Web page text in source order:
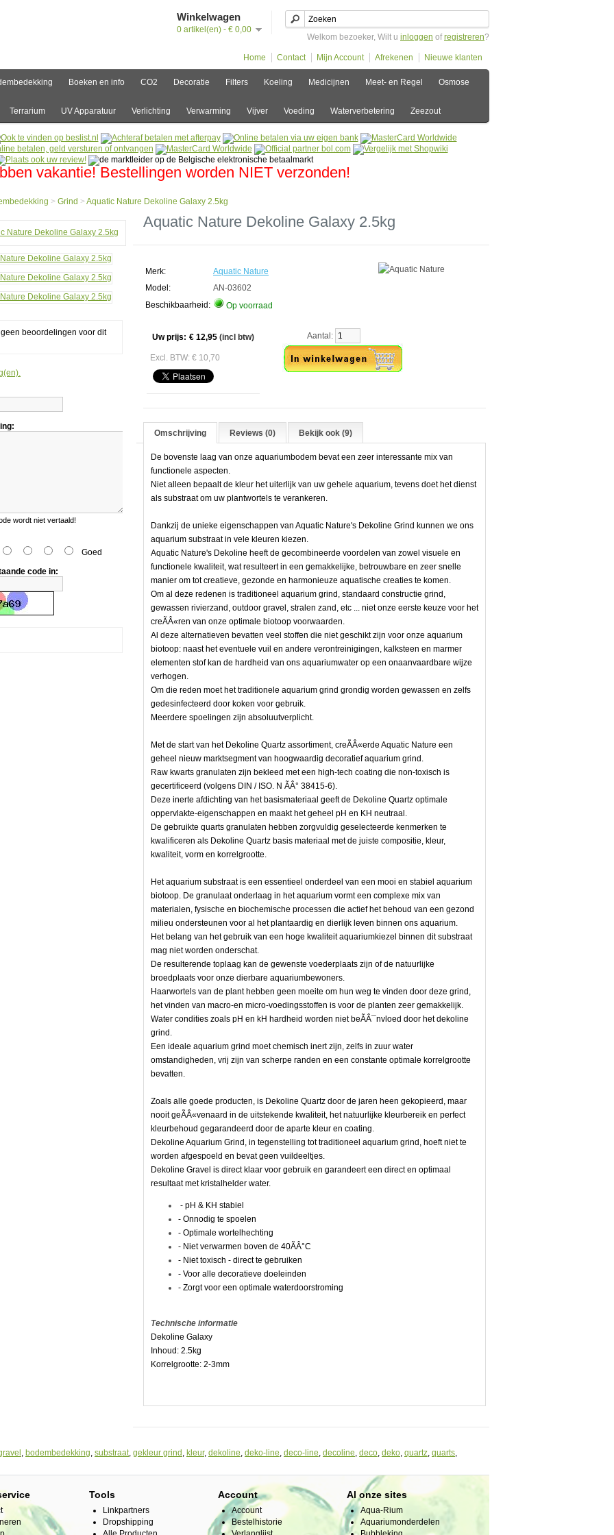
Winkelwagen
0 artikel(en) - € 0,00
Welkom bezoeker, Wilt u inloggen ofregistreren?
Home Contact Mijn Account Afrekenen Nieuwe klanten
Boeken en info CO2 Decoratie Filters Koeling Medicijnen Meet- en Regel Osmose
Terrarium UV Apparatuur Verlichting Verwarming Vijver Voeding Waterverbetering Zeezout
vakantie! Bestellingen worden NIET verzonden!
> Grind > Aquatic Nature Dekoline Galaxy 2.5kg
beoordelingen voor dit
wordt niet vertaald!
Goed
code in:
Aquatic Nature Dekoline Galaxy 2.5kg
Merk:
Aquatic Nature
Model:
AN-03602
Beschikbaarheid:
Op voorraad
Uw prijs: € 12,95 (incl btw)
Excl. BTW: € 10,70
Aantal:
Omschrijving Reviews (0) Bekijk ook (9)
De bovenste laag van onze aquariumbodem bevat een zeer interessante mix van
functionele aspecten.
Niet alleen bepaalt de kleur het uiterlijk van uw gehele aquarium, tevens doet het dienst
als substraat om uw plantwortels te verankeren.
Dankzij de unieke eigenschappen van Aquatic Nature's Dekoline Grind kunnen we ons
aquarium substraat in vele kleuren kiezen.
Aquatic Nature's Dekoline heeft de gecombineerde voordelen van zowel visuele en
functionele kwaliteit, wat resulteert in een gemakkelijke, betrouwbare en zeer snelle
manier om tot creatieve, gezonde en harmonieuze aquatische creaties te komen.
Om al deze redenen is traditioneel aquarium grind, standaard constructie grind,
gewassen rivierzand, outdoor gravel, stralen zand, etc ... niet onze eerste keuze voor het
creÃÂ«ren van onze optimale biotoop voorwaarden.
Al deze alternatieven bevatten veel stoffen die niet geschikt zijn voor onze aquarium
biotoop: naast het eventuele vuil en andere verontreinigingen, kalksteen en marmer
elementen stof kan de hardheid van ons aquariumwater op een onaanvaardbare wijze
verhogen.
Om die reden moet het traditionele aquarium grind grondig worden gewassen en zelfs
gedesinfecteerd door koken voor gebruik.
Meerdere spoelingen zijn absoluutverplicht.
Met de start van het Dekoline Quartz assortiment, creÃÂ«erde Aquatic Nature een
geheel nieuw marktsegment van hoogwaardig decoratief aquarium grind.
Raw kwarts granulaten zijn bekleed met een high-tech coating die non-toxisch is
gecertificeerd (volgens DIN / ISO. N ÃÂ° 38415-6).
Deze inerte afdichting van het basismateriaal geeft de Dekoline Quartz optimale
oppervlakte-eigenschappen en maakt het geheel pH en KH neutraal.
De gebruikte quarts granulaten hebben zorgvuldig geselecteerde kenmerken te
kwalificeren als Dekoline Quartz basis materiaal met de juiste compositie, kleur,
kwaliteit, vorm en korrelgrootte.
Het aquarium substraat is een essentieel onderdeel van een mooi en stabiel aquarium
biotoop. De granulaat onderlaag in het aquarium vormt een complexe mix van
materialen, fysische en biochemische processen die actief het behoud van een gezond
milieu ondersteunen voor al het plantaardig en dierlijk leven binnen ons aquarium.
Het belang van het gebruik van een hoge kwaliteit aquariumkiezel binnen dit substraat
mag niet worden onderschat.
De resulterende toplaag kan de gewenste voederplaats zijn of de natuurlijke
broedplaats voor onze dierbare aquariumbewoners.
Haarwortels van de plant hebben geen moeite om hun weg te vinden door deze grind,
het vinden van macro-en micro-voedingsstoffen is voor de planten zeer gemakkelijk.
Water condities zoals pH en kH hardheid worden niet beÃÂ¯nvloed door het dekoline
grind.
Een ideale aquarium grind moet chemisch inert zijn, zelfs in zuur water
omstandigheden, vrij zijn van scherpe randen en een constante optimale korrelgrootte
bevatten.
Zoals alle goede producten, is Dekoline Quartz door de jaren heen gekopieerd, maar
nooit geÃÂ«venaard in de uitstekende kwaliteit, het natuurlijke kleurbereik en perfect
kleurbehoud gegarandeerd door de aparte kleur en coating.
Dekoline Aquarium Grind, in tegenstelling tot traditioneel aquarium grind, hoeft niet te
worden afgespoeld en bevat geen vuildeeltjes.
Dekoline Gravel is direct klaar voor gebruik en garandeert een direct en optimaal
resultaat met kristalhelder water.
- pH & KH stabiel
- Onnodig te spoelen
- Optimale wortelhechting
- Niet verwarmen boven de 40ÃÂ°C
- Niet toxisch - direct te gebruiken
- Voor alle decoratieve doeleinden
- Zorgt voor een optimale waterdoorstroming
Technische informatie
Dekoline Galaxy
Inhoud: 2.5kg
Korrelgrootte: 2-3mm
, bodembedekking, substraat, gekleur grind , kleur, dekoline, deko-line, deco-line, decoline, deco, deko, quartz, quarts,
Tools
Linkpartners
Dropshipping
Account
Account
Bestelhistorie
Al onze sites
Aqua-Rium
Aquariumonderdelen